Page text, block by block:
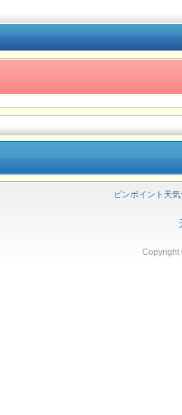
ピンポイント天
Copyright